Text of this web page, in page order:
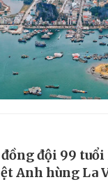
đội 99
Anh hùng La